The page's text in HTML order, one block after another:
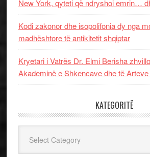
New York, qyteti që ndryshoi emrin…
Kodi zakonor dhe isopolifonia dy nga
madhështore të antikitetit shqiptar
Kryetari i Vatrës Dr. Elmi Berisha
Akademinë e Shkencave dhe të
KATEGORITË